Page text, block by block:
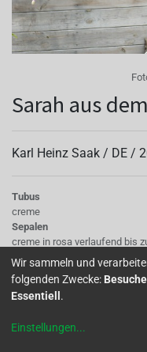
Sarah aus
Karl Heinz Saak / DE /
Tubus
creme
Sepalen
creme in rosa verlaufend bis
waagerecht öffnen, dann
Korolle/Petalen
zart lavendel mit kräftig pink/
Staubgefäße
Stempel
Wir sammeln und
folgenden Zwecke:
Essentiell .
Einstellungen...